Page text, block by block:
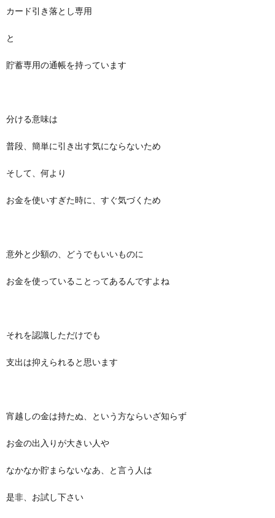
カード引き落とし専用
と
貯蓄専用の通帳を持っています
分ける意味は
普段、簡単に引き出す気にならないため
そして、何より
お金を使いすぎた時に、すぐ気づくため
意外と少額の、どうでもいいものに
お金を使っていることってあるんですよね
それを認識しただけでも
支出は抑えられると思います
宵越しの金は持たぬ、という方ならいざ知らず
お金の出入りが大きい人や
なかなか貯まらないなあ、と言う人は
是非、お試し下さい